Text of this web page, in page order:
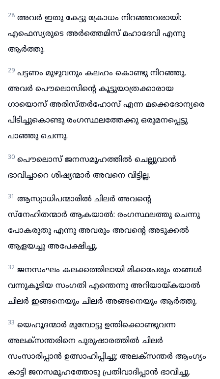
28 അവർ ഇതു കേട്ടു ക്രോധം നിറഞ്ഞവരായി:
എഫെസ്യരുടെ അർത്തെമിസ് മഹാദേവി എന്നു
ആർത്തു.
29 പട്ടണം മുഴുവനും കലഹം കൊണ്ടു നിറഞ്ഞു,
അവർ പൌലൊസിന്റെ കൂട്ടുയാത്രക്കാരായ
ഗായൊസ് അരിസ്തർഹോസ് എന്ന മക്കെദോന്യരെ
പിടിച്ചുകൊണ്ടു രംഗസ്ഥലത്തേക്കു ഒരുമനപ്പെട്ടു
പാഞ്ഞു ചെന്നു.
30 പൌലൊസ് ജനസമൂഹത്തിൽ ചെല്ലുവാൻ
ഭാവിച്ചാറെ ശിഷ്യന്മാർ അവനെ വിട്ടില്ല.
31 ആസ്യാധിപന്മാരിൽ ചിലർ അവന്റെ
സ്നേഹിതന്മാർ ആകയാൽ: രംഗസ്ഥലത്തു ചെന്നു
പോകരുതു എന്നു അവരും അവന്റെ അടുക്കൽ
ആളയച്ചു അപേക്ഷിച്ചു.
32 ജനസംഘം കലക്കത്തിലായി മിക്കപേരും തങ്ങൾ
വന്നുകൂടിയ സംഗതി എന്തെന്നു അറിയായ്കയാൽ
ചിലർ ഇങ്ങനെയും ചിലർ അങ്ങനെയും ആർത്തു.
33 യെഹൂദന്മാർ മുമ്പോട്ടു ഉന്തിക്കൊണ്ടുവന്ന
അലക്സന്തരിനെ പുരുഷാരത്തിൽ ചിലർ
സംസാരിപ്പാൻ ഉത്സാഹിപ്പിച്ചു; അലക്സന്തർ ആംഗ്യം
കാട്ടി ജനസമൂഹത്തോടു പ്രതിവാദിപ്പാൻ ഭാവിച്ചു.